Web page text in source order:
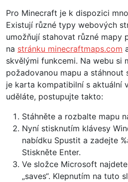
Pro Minecraft je k dispozici
Existují různé typy webových
umožňují stahovat různé mapy
na stránku minecraftmaps.com
skvělými funkcemi. Na webu si
požadovanou mapu a stáhnout
je karta kompatibilní s aktuální
uděláte, postupujte takto:
Stáhněte a rozbalte mapu
Nyní stisknutím klávesy
nabídku Spustit a zadejte
Stiskněte Enter.
Ve složce Microsoft
„saves“. Klepnutím na tuto